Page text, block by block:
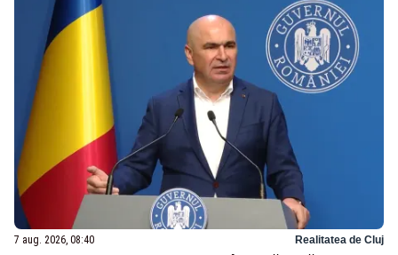
7 aug. 2026, 08:40 Realitatea de Cluj